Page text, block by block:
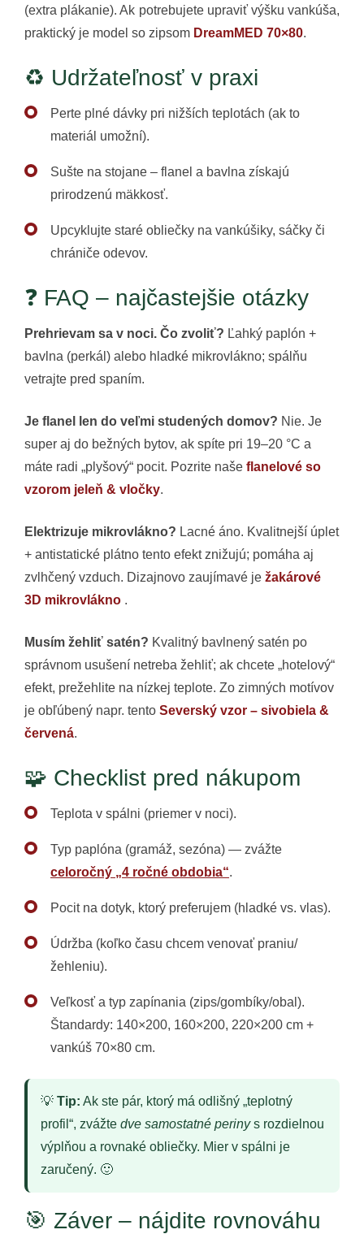
(extra plákanie). Ak potrebujete upraviť výšku vankúša,
praktický je model so zipsom DreamMED 70×80.
♻️ Udržateľnosť v praxi
Perte plné dávky pri nižších teplotách (ak to
materiál umožní).
Sušte na stojane – flanel a bavlna získajú
prirodzenú mäkkosť.
Upcyklujte staré obliečky na vankúšiky, sáčky či
chrániče odevov.
❓ FAQ – najčastejšie otázky
Prehrievam sa v noci. Čo zvoliť? Ľahký paplón +
bavlna (perkál) alebo hladké mikrovlákno; spálňu
vetrajte pred spaním.
Je flanel len do veľmi studených domov? Nie. Je
super aj do bežných bytov, ak spíte pri 19–20 °C a
máte radi „plyšový“ pocit. Pozrite naše flanelové so
vzorom jeleň & vločky.
Elektrizuje mikrovlákno? Lacné áno. Kvalitnejší úplet
+ antistatické plátno tento efekt znižujú; pomáha aj
zvlhčený vzduch. Dizajnovo zaujímavé je žakárové
3D mikrovlákno .
Musím žehliť satén? Kvalitný bavlnený satén po
správnom usušení netreba žehliť; ak chcete „hotelový“
efekt, prežehlite na nízkej teplote. Zo zimných motívov
je obľúbený napr. tento Severský vzor – sivobiela &
červená.
🧩 Checklist pred nákupom
Teplota v spálni (priemer v noci).
Typ paplóna (gramáž, sezóna) — zvážte
celoročný „4 ročné obdobia“.
Pocit na dotyk, ktorý preferujem (hladké vs. vlas).
Údržba (koľko času chcem venovať praniu/
žehleniu).
Veľkosť a typ zapínania (zips/gombíky/obal).
Štandardy: 140×200, 160×200, 220×200 cm +
vankúš 70×80 cm.
💡 Tip: Ak ste pár, ktorý má odlišný „teplotný
profil“, zvážte dve samostatné perinys rozdielnou
výplňou a rovnaké obliečky. Mier v spálni je
zaručený. 🙂
🎯 Záver – nájdite rovnováhu